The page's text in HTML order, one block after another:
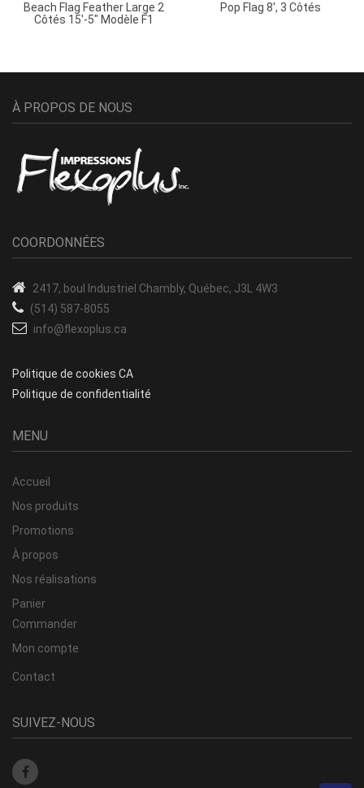
Beach Flag Feather Large 2
Côtés 15′-5″ Modèle F1
Pop Flag 8′, 3 Côtés
À PROPOS DE NOUS
COORDONNÉES
2417, boul Industriel Chambly, Québec, J3L 4W3
(514) 587-8055
info@flexoplus.ca
Politique de cookies CA
Politique de confidentialité
MENU
Accueil
Nos produits
Promotions
À propos
Nos réalisations
Panier
Commander
Mon compte
Contact
SUIVEZ-NOUS